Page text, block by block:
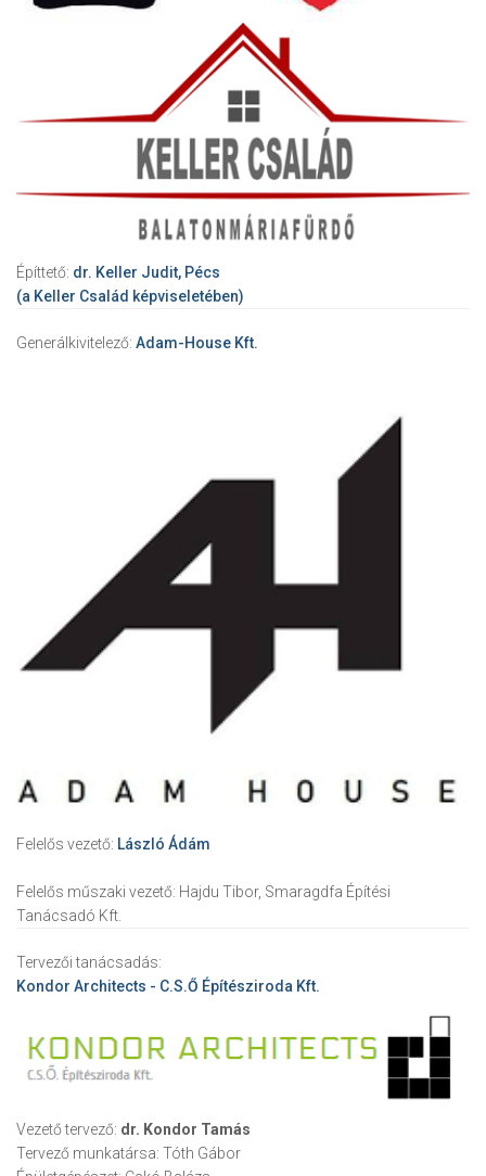
Építtető: dr. Keller Judit, Pécs
(a Keller Család képviseletében)
Generálkivitelező: Adam-House Kft.
Felelős vezető: László Ádám
Felelős műszaki vezető: Hajdu Tibor, Smaragdfa Építési
Tanácsadó Kft.
Tervezői tanácsadás:
Kondor Architects - C.S.Ő Építésziroda Kft.
Vezető tervező: dr. Kondor Tamás
Tervező munkatársa: Tóth Gábor